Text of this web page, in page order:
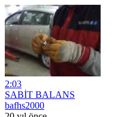
2:03
SABİT BALANS
bafhs2000